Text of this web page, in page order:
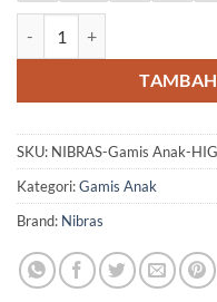
SKU: NIBRAS-Gamis Anak-
Kategori:Gamis Anak
Brand: Nibras